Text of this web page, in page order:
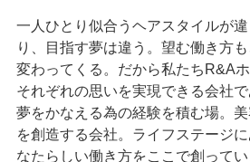
一人ひとり似合うヘアスタイルが
り、目指す夢は違う。望む働き方
変わってくる。だから私たちR&A
それぞれの思いを実現できる会社で
夢をかなえる為の経験を積む場。
を創造する会社。ライフステージ
なたらしい働き方をここで創ってい